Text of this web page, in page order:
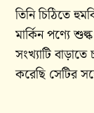
তিনি চিঠিতে
মার্কিন পণ্যে
সংখ্যাটি
করেছি সেটির